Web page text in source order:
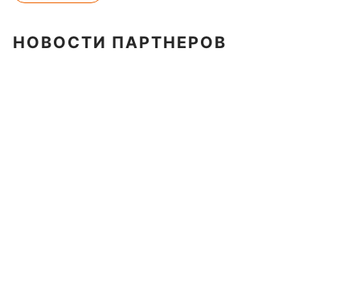
НОВОСТИ ПАРТНЕРОВ